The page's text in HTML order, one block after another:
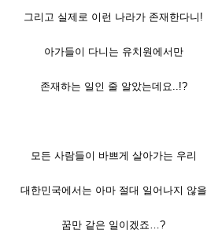
그리고 실제로 이런 나라가 존재한다니!
아가들이 다니는 유치원에서만
존재하는 일인 줄 알았는데요..!?
모든 사람들이 바쁘게 살아가는 우리
대한민국에서는 아마 절대 일어나지 않을
꿈만 같은 일이겠죠…?